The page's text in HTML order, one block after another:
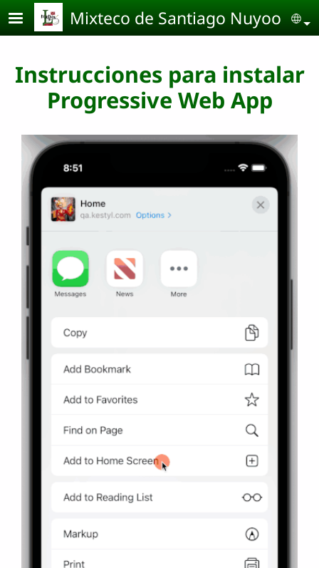
Pasar al contenido principal
Mixteco de Santiago Nuyoo
Instrucciones para instalar
Progressive Web App